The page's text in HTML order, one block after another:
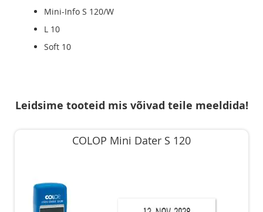
Mini-Info S 120/W
L 10
Soft 10
Leidsime tooteid mis võivad teile meeldida!
COLOP Mini Dater S 120